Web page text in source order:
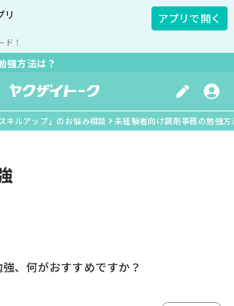
リ
！
アプリで開く
強方法は？
キルアップ」のお悩み相談 未経験者向け調剤事務の勉強方
、何がおすすめですか？